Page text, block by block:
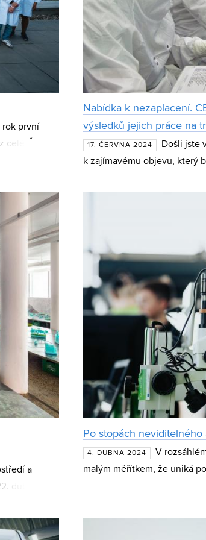
rok první
celé České
Nabídka k nezaplacení.
výsledků jejich práce na
17. ČERVNA 2024
Došli jste
k zajímavému objevu, který
a
dubna slaví
Po stopách
4. DUBNA 2024
V
malým měřítkem, že uniká